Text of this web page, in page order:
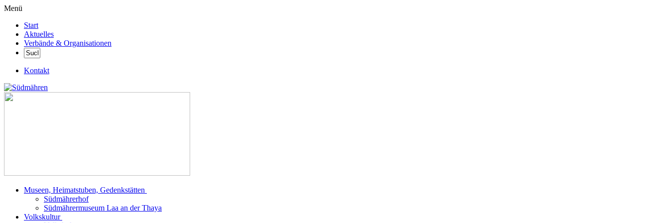
Menü
Start
Aktuelles
Verbände & Organisationen
Kontakt
Museen, Heimatstuben, Gedenkstätten
Südmährerhof
Südmährermuseum Laa an der Thaya
Volkskultur